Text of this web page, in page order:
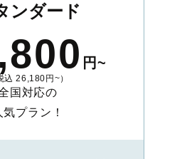
ンダード
円~
込 26,180円~）
国対応の
気プラン！